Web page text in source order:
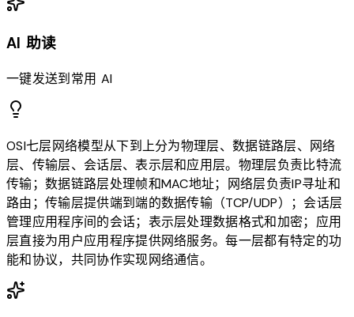
AI 助读
一键发送到常用 AI
OSI七层网络模型从下到上分为物理层、数据链路层、网络
层、传输层、会话层、表示层和应用层。物理层负责比特流
传输；数据链路层处理帧和MAC地址；网络层负责IP寻址和
路由；传输层提供端到端的数据传输（TCP/UDP）；会话层
管理应用程序间的会话；表示层处理数据格式和加密；应用
层直接为用户应用程序提供网络服务。每一层都有特定的功
能和协议，共同协作实现网络通信。